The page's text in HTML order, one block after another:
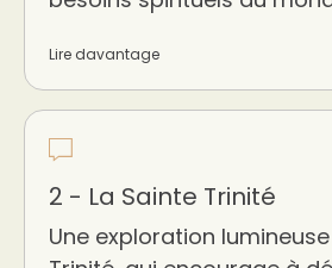
Lire davantage
2 - La Sainte Trinité
Une exploration